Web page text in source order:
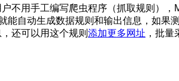
不用手工编写爬虫程序（抓取规则）
能自动生成数据规则和输出信息，如果
，还可以用这个规则 添加更多网址 ，批